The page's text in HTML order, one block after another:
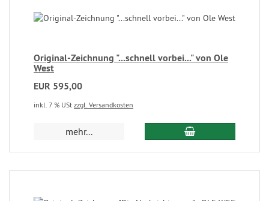
Original-Zeichnung "...schnell vorbei..." von Ole
West
EUR 595,00
inkl. 7 % USt zzgl. Versandkosten
mehr...